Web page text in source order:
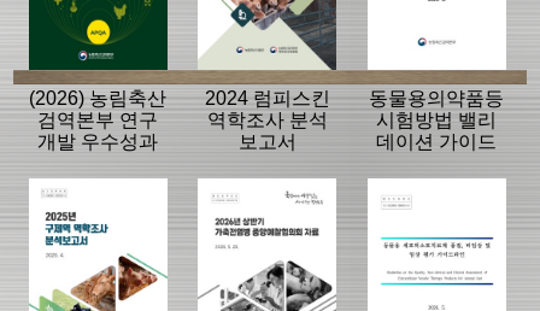
(2026) 농림축산
검역본부 연구
개발 우수성과
2024 럼피스킨
역학조사 분석
보고서
동물용의약품등
시험방법 밸리
데이션 가이드